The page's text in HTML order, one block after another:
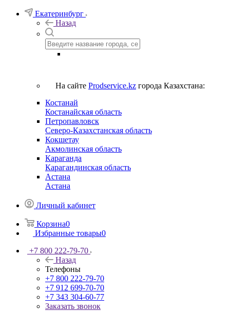
Екатеринбург
Назад
На сайте Prodservice.kz города Казахстана:
Костанай
Костанайская область
Петропавловск
Северо-Казахстанская область
Кокшетау
Акмолинская область
Караганда
Карагандинская область
Астана
Астана
Личный кабинет
Корзина0
Избранные товары0
+7 800 222-79-70
Назад
Телефоны
+7 800 222-79-70
+7 912 699-70-70
+7 343 304-60-77
Заказать звонок